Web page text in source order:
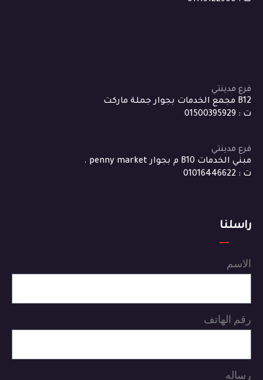
فرع مدينتي
B12 مجمع الخدمات بجوار جملة ماركت
ت : 01500395929
فرع مدينتي
مبني الخدمات B10 م بجوار penny market .
ت : 01016446622
راسلنا
الاسم
رقم الهاتف
رساله